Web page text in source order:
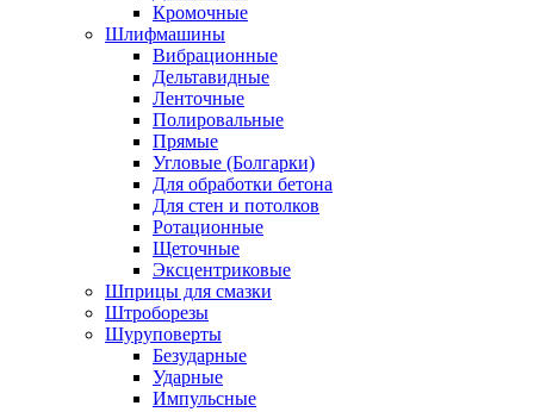
Кромочные
Шлифмашины
Вибрационные
Дельтавидные
Ленточные
Полировальные
Прямые
Угловые (Болгарки)
Для обработки бетона
Для стен и потолков
Ротационные
Щеточные
Эксцентриковые
Шприцы для смазки
Штроборезы
Шуруповерты
Безударные
Ударные
Импульсные